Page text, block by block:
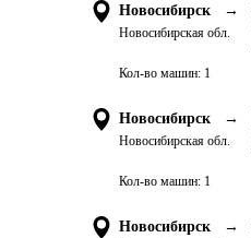
Новосибирск →
Новосибирская обл.
Кол-во машин: 1
Новосибирск →
Новосибирская обл.
Кол-во машин: 1
Новосибирск →